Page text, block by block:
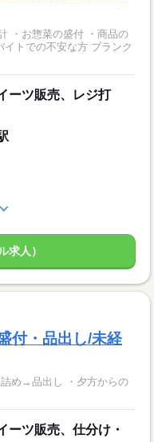
・お惣菜の盛付 ・商品の
トでの不安な方 ブランク
ーツ販売、レジ打
求人）
付・品出し/未経
め→品出し ・夕方からの
ーツ販売、仕分け・